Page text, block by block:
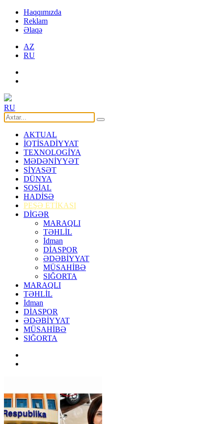
Haqqımızda
Reklam
Əlaqə
AZ
RU
RU
AKTUAL
İQTİSADİYYAT
TEXNOLOGİYA
MƏDƏNİYYƏT
SİYASƏT
DÜNYA
SOSİAL
HADİSƏ
PEŞƏ ETİKASI
DİGƏR
MARAQLI
TƏHLİL
İdman
DİASPOR
ƏDƏBİYYAT
MÜSAHİBƏ
SIĞORTA
MARAQLI
TƏHLİL
İdman
DİASPOR
ƏDƏBİYYAT
MÜSAHİBƏ
SIĞORTA